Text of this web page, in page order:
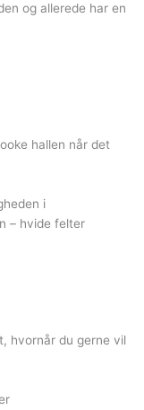
og allerede har en
hallen når det
i
– hvide felter
hvornår du gerne vil